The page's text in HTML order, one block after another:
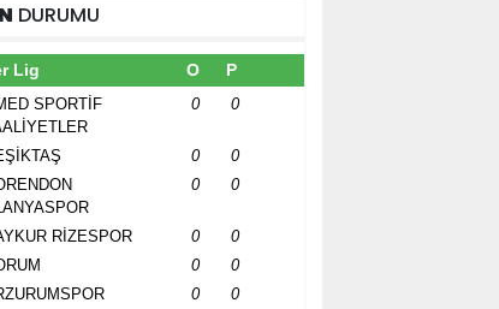
DURUMU
Lig O P
SPORTİF
0 0
0
0
0 0
RİZESPOR 0
0
0
0
0
0